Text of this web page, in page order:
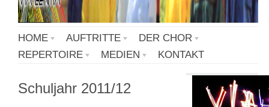
HOME AUFTRITTE
DER CHOR
REPERTOIRE
MEDIEN KONTAKT
Schuljahr 2011/12